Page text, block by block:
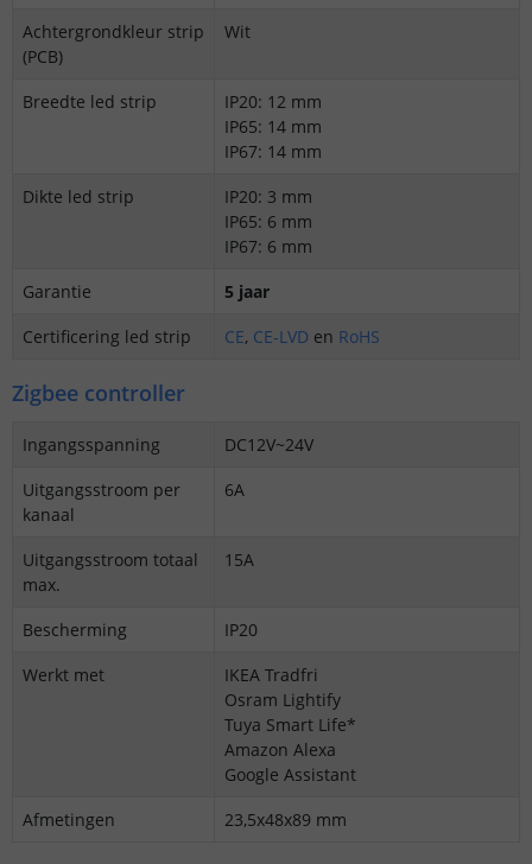
Achtergrondkleur strip
(PCB)
Wit
Breedte led strip
IP20: 12 mm
IP65: 14 mm
IP67: 14 mm
Dikte led strip
IP20: 3 mm
IP65: 6 mm
IP67: 6 mm
Garantie
5 jaar
Certificering led strip
CE, CE-LVD en RoHS
Zigbee controller
Ingangsspanning
DC12V~24V
Uitgangsstroom per
kanaal
6A
Uitgangsstroom totaal
max.
15A
Bescherming
IP20
Werkt met
IKEA Tradfri
Osram Lightify
Tuya Smart Life*
Amazon Alexa
Google Assistant
Afmetingen
23,5x48x89 mm